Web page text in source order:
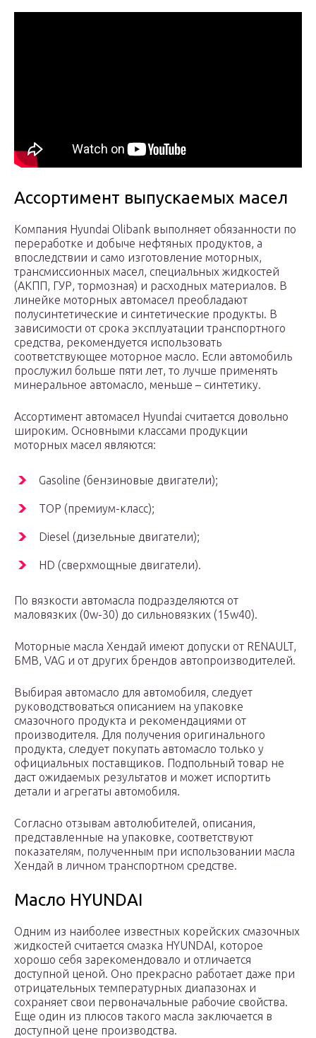
Ассортимент выпускаемых масел
Компания Hyundai Olibank выполняет обязанности по
переработке и добыче нефтяных продуктов, а
впоследствии и само изготовление моторных,
трансмиссионных масел, специальных жидкостей
(АКПП, ГУР, тормозная) и расходных материалов. В
линейке моторных автомасел преобладают
полусинтетические и синтетические продукты. В
зависимости от срока эксплуатации транспортного
средства, рекомендуется использовать
соответствующее моторное масло. Если автомобиль
прослужил больше пяти лет, то лучше применять
минеральное автомасло, меньше – синтетику.
Ассортимент автомасел Hyundai считается довольно
широким. Основными классами продукции
моторных масел являются:
Gasoline (бензиновые двигатели);
TOP (премиум-класс);
Diesel (дизельные двигатели);
HD (сверхмощные двигатели).
По вязкости автомасла подразделяются от
маловязких (0w-30) до сильновязких (15w40).
Моторные масла Хендай имеют допуски от RENAULT,
БМВ, VAG и от других брендов автопроизводителей.
Выбирая автомасло для автомобиля, следует
руководствоваться описанием на упаковке
смазочного продукта и рекомендациями от
производителя. Для получения оригинального
продукта, следует покупать автомасло только у
официальных поставщиков. Подпольный товар не
даст ожидаемых результатов и может испортить
детали и агрегаты автомобиля.
Согласно отзывам автолюбителей, описания,
представленные на упаковке, соответствуют
показателям, полученным при использовании масла
Хендай в личном транспортном средстве.
Масло HYUNDAI
Одним из наиболее известных корейских смазочных
жидкостей считается смазка HYUNDAI, которое
хорошо себя зарекомендовало и отличается
доступной ценой. Оно прекрасно работает даже при
отрицательных температурных диапазонах и
сохраняет свои первоначальные рабочие свойства.
Еще один из плюсов такого масла заключается в
доступной цене производства.